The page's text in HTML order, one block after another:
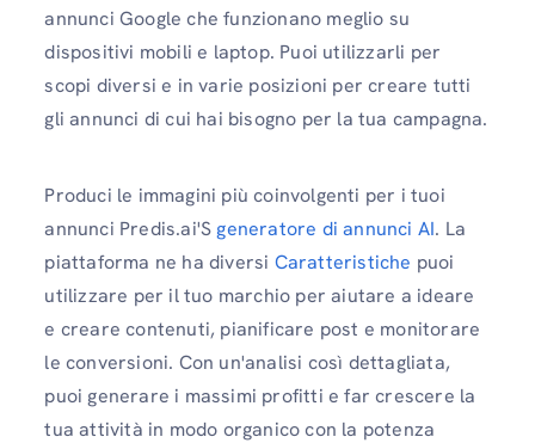
annunci Google che funzionano meglio su
dispositivi mobili e laptop. Puoi utilizzarli per
scopi diversi e in varie posizioni per creare tutti
gli annunci di cui hai bisogno per la tua campagna.
Produci le immagini più coinvolgenti per i tuoi
annunci Predis.ai'S generatore di annunci AI. La
piattaforma ne ha diversi Caratteristiche puoi
utilizzare per il tuo marchio per aiutare a ideare
e creare contenuti, pianificare post e monitorare
le conversioni. Con un'analisi così dettagliata,
puoi generare i massimi profitti e far crescere la
tua attività in modo organico con la potenza